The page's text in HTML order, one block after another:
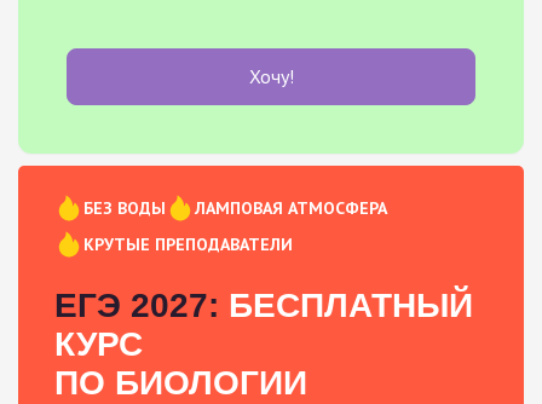
Хочу!
БЕЗ ВОДЫ
ЛАМПОВАЯ АТМОСФЕРА
КРУТЫЕ ПРЕПОДАВАТЕЛИ
ЕГЭ 2027: БЕСПЛАТНЫЙ
КУРС
ПО БИОЛОГИИ